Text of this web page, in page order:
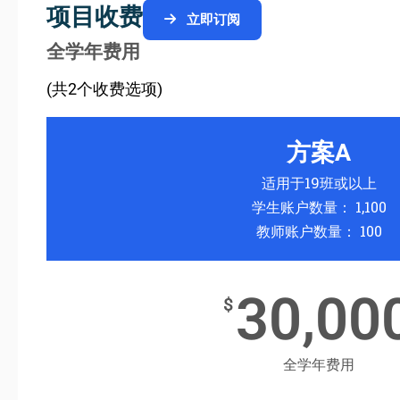
项目收费 立即订阅
全学年费用
(共2个收费选项)
方案A
适用于19班或以上
学生账户数量： 1,100
教师账户数量： 100
$
全学年费用